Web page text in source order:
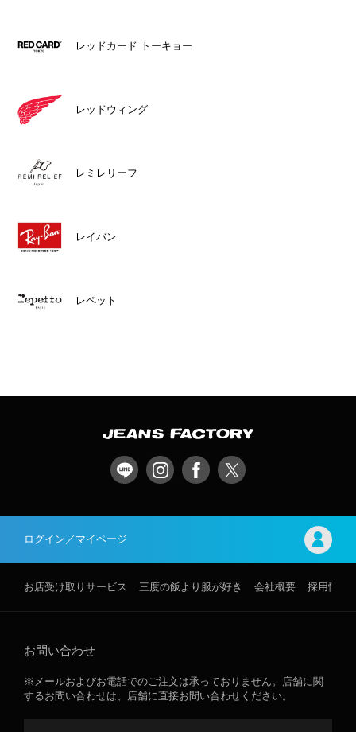
レッドカード トーキョー
レッドウィング
レミレリーフ
レイバン
レペット
ログイン／マイページ
お店受け取りサービス 三度の飯より服が好き 会社概要 採用情報
お問い合わせ
※メールおよびお電話でのご注文は承っておりません。店舗に関
するお問い合わせは、店舗に直接お問い合わせください。